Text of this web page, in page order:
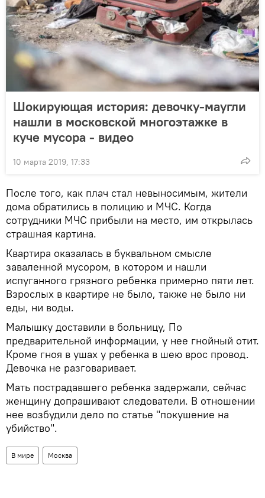
Шокирующая история: девочку-маугли
нашли в московской многоэтажке в
куче мусора - видео
10 марта 2019, 17:33
После того, как плач стал невыносимым, жители
дома обратились в полицию и МЧС. Когда
сотрудники МЧС прибыли на место, им открылась
страшная картина.
Квартира оказалась в буквальном смысле
заваленной мусором, в котором и нашли
испуганного грязного ребенка примерно пяти лет.
Взрослых в квартире не было, также не было ни
еды, ни воды.
Малышку доставили в больницу, По
предварительной информации, у нее гнойный отит.
Кроме гноя в ушах у ребенка в шею врос провод.
Девочка не разговаривает.
Мать пострадавшего ребенка задержали, сейчас
женщину допрашивают следователи. В отношении
нее возбудили дело по статье "покушение на
убийство".
В мире Москва